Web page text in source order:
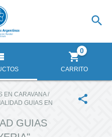
CARRITO
0
EN CARAVANA /
GUIAS EN
GUIAS